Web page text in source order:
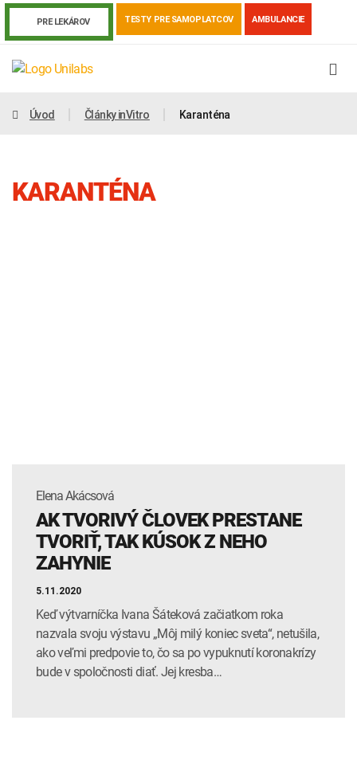
PRE LEKÁROV TESTY PRE SAMOPLATCOV AMBULANCIE
Úvod Články inVitro Karanténa
KARANTÉNA
Elena Akácsová
AK TVORIVÝ ČLOVEK PRESTANE
TVORIŤ, TAK KÚSOK Z NEHO
ZAHYNIE
5.11.2020
Keď výtvarníčka Ivana Šáteková začiatkom roka
nazvala svoju výstavu „Môj milý koniec sveta“, netušila,
ako veľmi predpovie to, čo sa po vypuknutí koronakrízy
bude v spoločnosti diať. Jej kresba…